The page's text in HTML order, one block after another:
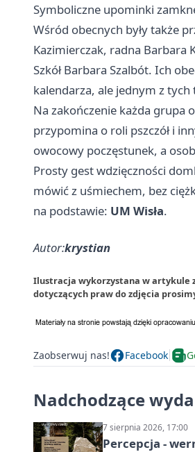
Symboliczne upominki
Wśród obecnych były także
Kazimierczak, radna Barbara
Szkół Barbara Szalbót. Ich
kalendarza, ale jednym z
Na zakończenie każda grupa
przypomina o roli pszczół i
owocowy poczęstunek, a
Prosty gest wdzięczności
mówić z uśmiechem, bez
na podstawie: UM Wisła.
Autor:krystian
Ilustracja wykorzystana w artykule
dotyczących praw do zdjęcia
Zaobserwuj nas! Facebook
Nadchodzące
7 sierpnia 2026, 17:00
Percepcja -